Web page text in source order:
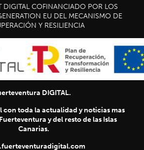
DIGITAL COFINANCIADO POR LOS
EU DEL MECANISMO DE
Y RESILIENCIA
DIGITAL.
toda la actualidad y noticias mas
y del resto de las Islas
Canarias.